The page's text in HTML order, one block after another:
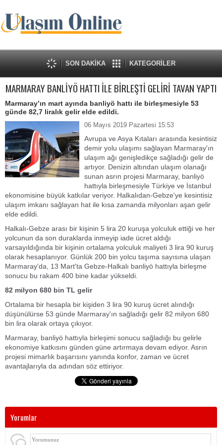
SON DAKİKA KATEGORİLER
MARMARAY BANLİYÖ HATTI İLE BİRLEŞTİ GELİRİ TAVAN YAPTI
Marmaray’ın mart ayında banliyö hattı ile birleşmesiyle 53
günde 82,7 liralık gelir elde edildi.
06 Mayıs 2019 Pazartesi 15:53
Avrupa ve Asya Kıtaları arasında kesintisiz
demir yolu ulaşımı sağlayan Marmaray'ın
ulaşım ağı genişledikçe sağladığı gelir de
artıyor. Denizin altından ulaşım olanağı
sunan asrın projesi Marmaray, banliyö
hattıyla birleşmesiyle Türkiye ve İstanbul
ekonomisine büyük katkılar veriyor. Halkalıdan-Gebze'ye kesintisiz
ulaşım imkanı sağlayan hat ile kısa zamanda milyonları aşan gelir
elde edildi.
Halkalı-Gebze arası bir kişinin 5 lira 20 kuruşa yolculuk ettiği ve her
yolcunun da son duraklarda inmeyip iade ücret aldığı
varsayıldığında bir kişinin ortalama yolculuk maliyeti 3 lira 90 kuruş
olarak hesaplanıyor. Günlük 200 bin yolcu taşıma sayısına ulaşan
Marmaray'da, 13 Mart'ta Gebze-Halkalı banliyö hattıyla birleşme
sonucu bu rakam 400 bine kadar yükseldi.
82 milyon 680 bin TL gelir
Ortalama bir hesapla bir kişiden 3 lira 90 kuruş ücret alındığı
düşünülürse 53 günde Marmaray'ın sağladığı gelir 82 milyon 680
bin lira olarak ortaya çıkıyor.
Marmaray, banliyö hattıyla birleşimi sonucu sağladığı bu gelirle
ekonomiye katkısını günden güne artırmaya devam ediyor. Asrın
projesi mimarlık başarısını yanında konfor, zaman ve ücret
avantajlarıyla da adından söz ettiriyor.
Yorumlar